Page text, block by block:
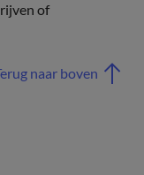
of
naar boven